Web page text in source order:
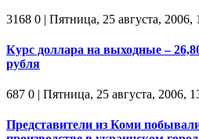
3168 0 | Пятница, 25 августа, 2006,
Курс доллара на выходные –
рубля
687 0 | Пятница, 25 августа, 2006,
Представители из Коми